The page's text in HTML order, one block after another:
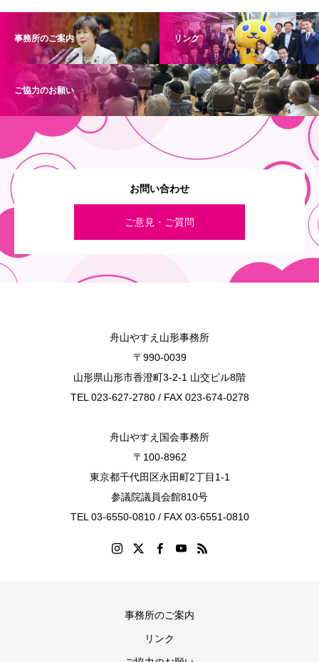
事務所のご案内 リンク
ご協力のお願い
お問い合わせ
ご意見・ご質問
舟山やすえ山形事務所
〒990-0039
山形県山形市香澄町3-2-1 山交ビル8階
TEL 023-627-2780 / FAX 023-674-0278
舟山やすえ国会事務所
〒100-8962
東京都千代田区永田町2丁目1-1
参議院議員会館810号
TEL 03-6550-0810 / FAX 03-6551-0810
事務所のご案内
リンク